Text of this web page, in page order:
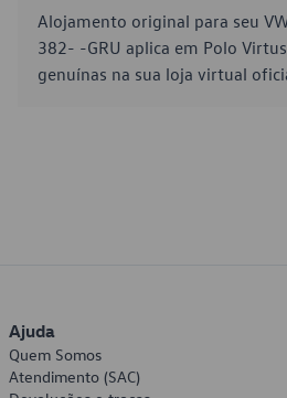
Alojamento original para seu
382- -GRU aplica em Polo
genuínas na sua loja virtual
Ajuda
Quem Somos
Atendimento (SAC)